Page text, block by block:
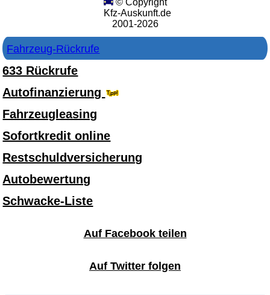
Kfz-Auskunft.de
2001-2026
Fahrzeug-Rückrufe
633 Rückrufe
Autofinanzierung
Fahrzeugleasing
Sofortkredit online
Restschuldversicherung
Autobewertung
Schwacke-Liste
Auf Facebook teilen
Auf Twitter folgen